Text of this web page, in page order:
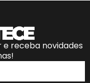
receba novidades